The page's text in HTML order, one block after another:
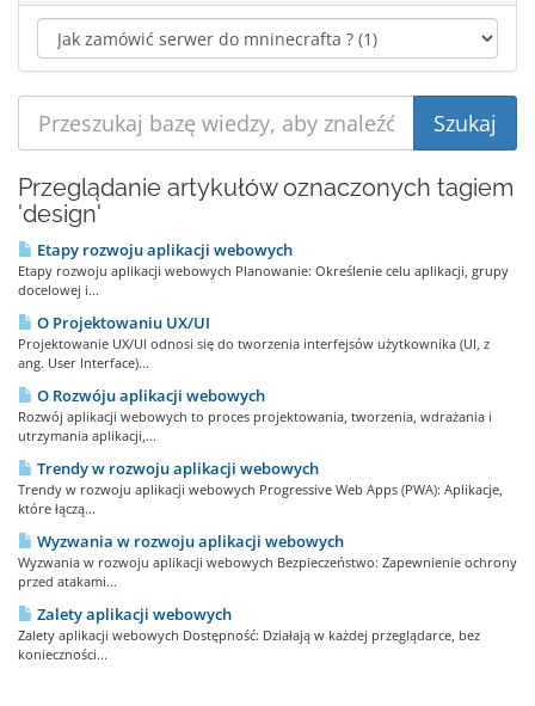
Przeglądanie artykułów oznaczonych tagiem
'design'
Etapy rozwoju aplikacji webowych
Etapy rozwoju aplikacji webowych Planowanie: Określenie celu aplikacji, grupy
docelowej i...
O Projektowaniu UX/UI
Projektowanie UX/UI odnosi się do tworzenia interfejsów użytkownika (UI, z
ang. User Interface)...
O Rozwóju aplikacji webowych
Rozwój aplikacji webowych to proces projektowania, tworzenia, wdrażania i
utrzymania aplikacji,...
Trendy w rozwoju aplikacji webowych
Trendy w rozwoju aplikacji webowych Progressive Web Apps (PWA): Aplikacje,
które łączą...
Wyzwania w rozwoju aplikacji webowych
Wyzwania w rozwoju aplikacji webowych Bezpieczeństwo: Zapewnienie ochrony
przed atakami...
Zalety aplikacji webowych
Zalety aplikacji webowych Dostępność: Działają w każdej przeglądarce, bez
konieczności...